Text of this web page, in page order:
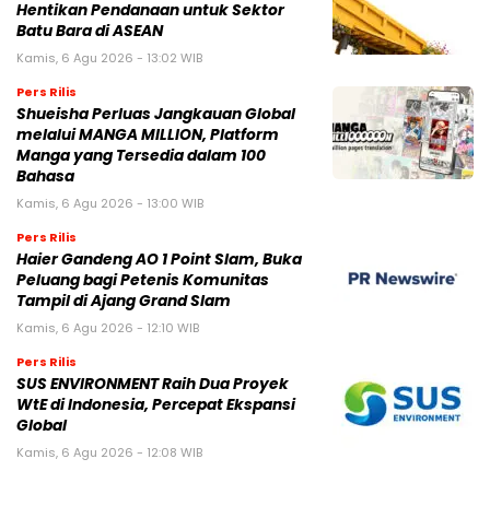
Hentikan Pendanaan untuk Sektor
Batu Bara di ASEAN
Kamis, 6 Agu 2026 - 13:02 WIB
Pers Rilis
Shueisha Perluas Jangkauan Global
melalui MANGA MILLION, Platform
Manga yang Tersedia dalam 100
Bahasa
Kamis, 6 Agu 2026 - 13:00 WIB
Pers Rilis
Haier Gandeng AO 1 Point Slam, Buka
Peluang bagi Petenis Komunitas
Tampil di Ajang Grand Slam
Kamis, 6 Agu 2026 - 12:10 WIB
Pers Rilis
SUS ENVIRONMENT Raih Dua Proyek
WtE di Indonesia, Percepat Ekspansi
Global
Kamis, 6 Agu 2026 - 12:08 WIB